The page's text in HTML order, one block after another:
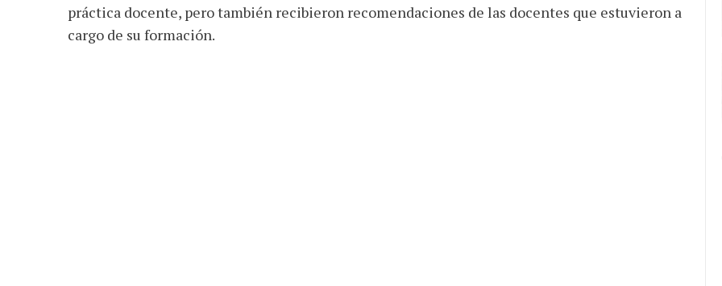
práctica docente, pero también recibieron recomendaciones de las docentes que estuvieron a
cargo de su formación.